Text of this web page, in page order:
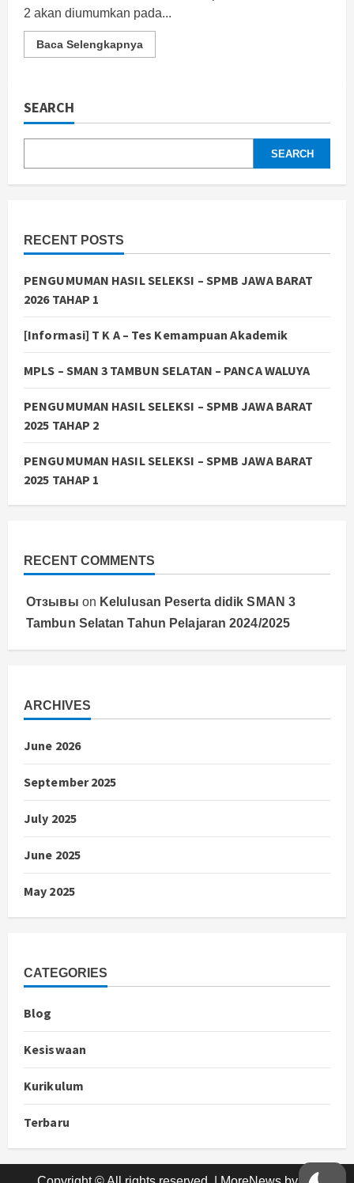
2 akan diumumkan pada...
Baca SelengkapnyaRead
more
SPMB
BARAT
TAHAP
SEARCH
SEARCH
RECENT POSTS
PENGUMUMAN HASIL SELEKSI – SPMB JAWA BARAT
2026 TAHAP 1
[Informasi] T K A – Tes Kemampuan Akademik
MPLS – SMAN 3 TAMBUN SELATAN – PANCA WALUYA
PENGUMUMAN HASIL SELEKSI – SPMB JAWA BARAT
2025 TAHAP 2
PENGUMUMAN HASIL SELEKSI – SPMB JAWA BARAT
2025 TAHAP 1
RECENT COMMENTS
Отзывы on Kelulusan Peserta didik SMAN 3
Tambun Selatan Tahun Pelajaran 2024/2025
ARCHIVES
June 2026
September 2025
July 2025
June 2025
May 2025
CATEGORIES
Blog
Kesiswaan
Kurikulum
Terbaru